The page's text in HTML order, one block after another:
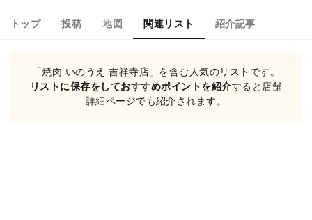
トップ 投稿 地図 関連リスト 紹介記事
「焼肉 いのうえ 吉祥寺店」を含む人気のリストです。
リストに保存をしておすすめポイントを紹介すると店舗
詳細ページでも紹介されます。